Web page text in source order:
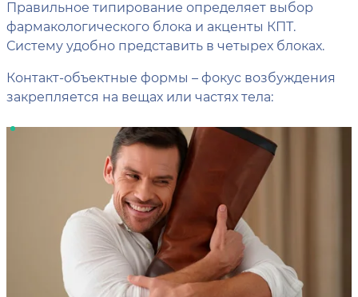
Правильное типирование определяет выбор
фармакологического блока и акценты КПТ.
Систему удобно представить в четырех блоках.
Контакт-объектные формы – фокус возбуждения
закрепляется на вещах или частях тела: